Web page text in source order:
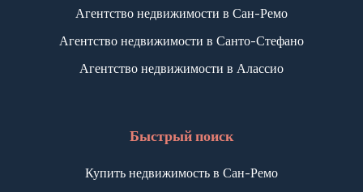
помещение.
Агентство недвижимости в Сан-Ремо
Агентство недвижимости в Санто-Стефано
Агентство недвижимости в Алассио
Быстрый поиск
Купить недвижимость в Сан-Ремо